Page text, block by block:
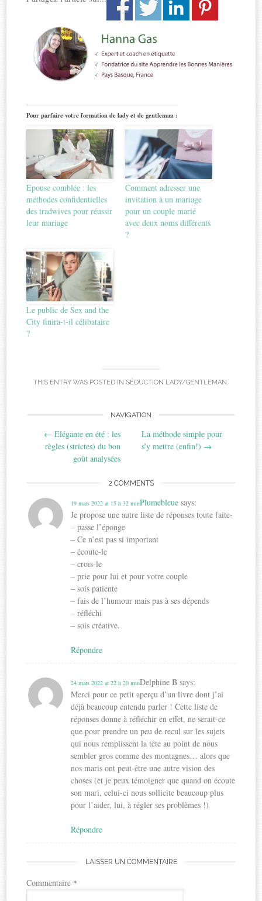
Pour parfaire votre formation de lady et de gentleman :
Epouse comblée : les
méthodes confidentielles
des tradwives pour réussir
leur mariage
Comment adresser une
invitation à un mariage
pour un couple marié
avec deux noms différents
?
Le public de Sex and the
City finira-t-il célibataire
?
THIS ENTRY WAS POSTED IN SÉDUCTION LADY/GENTLEMAN.
navigation
NAVIGATION
← Elégante en été : les
règles (strictes) du bon
goût analysées
La méthode simple pour
s’y mettre (enfin!) →
2 COMMENTS
Plumebleue says:
19 mars 2022 at 15 h 32 min
Je propose une autre liste de réponses toute faite-
– passe l’éponge
– Ce n’est pas si important
– écoute-le
– crois-le
– prie pour lui et pour votre couple
– sois patiente
– fais de l’humour mais pas à ses dépends
– réfléchi
– sois créative.
Répondre
Delphine B says:
24 mars 2022 at 22 h 20 min
Merci pour ce petit aperçu d’un livre dont j’ai
déjà beaucoup entendu parler ! Cette liste de
réponses donne à réfléchir en effet, ne serait-ce
que pour prendre un peu de recul sur les sujets
qui nous remplissent la tête au point de nous
sembler gros comme des montagnes… alors que
nos maris ont peut-être une autre vision des
choses (et je peux témoigner que quand on écoute
son mari, celui-ci nous sollicite beaucoup plus
pour l’aider, lui, à régler ses problèmes !)
Répondre
LAISSER UN COMMENTAIRE
Commentaire *